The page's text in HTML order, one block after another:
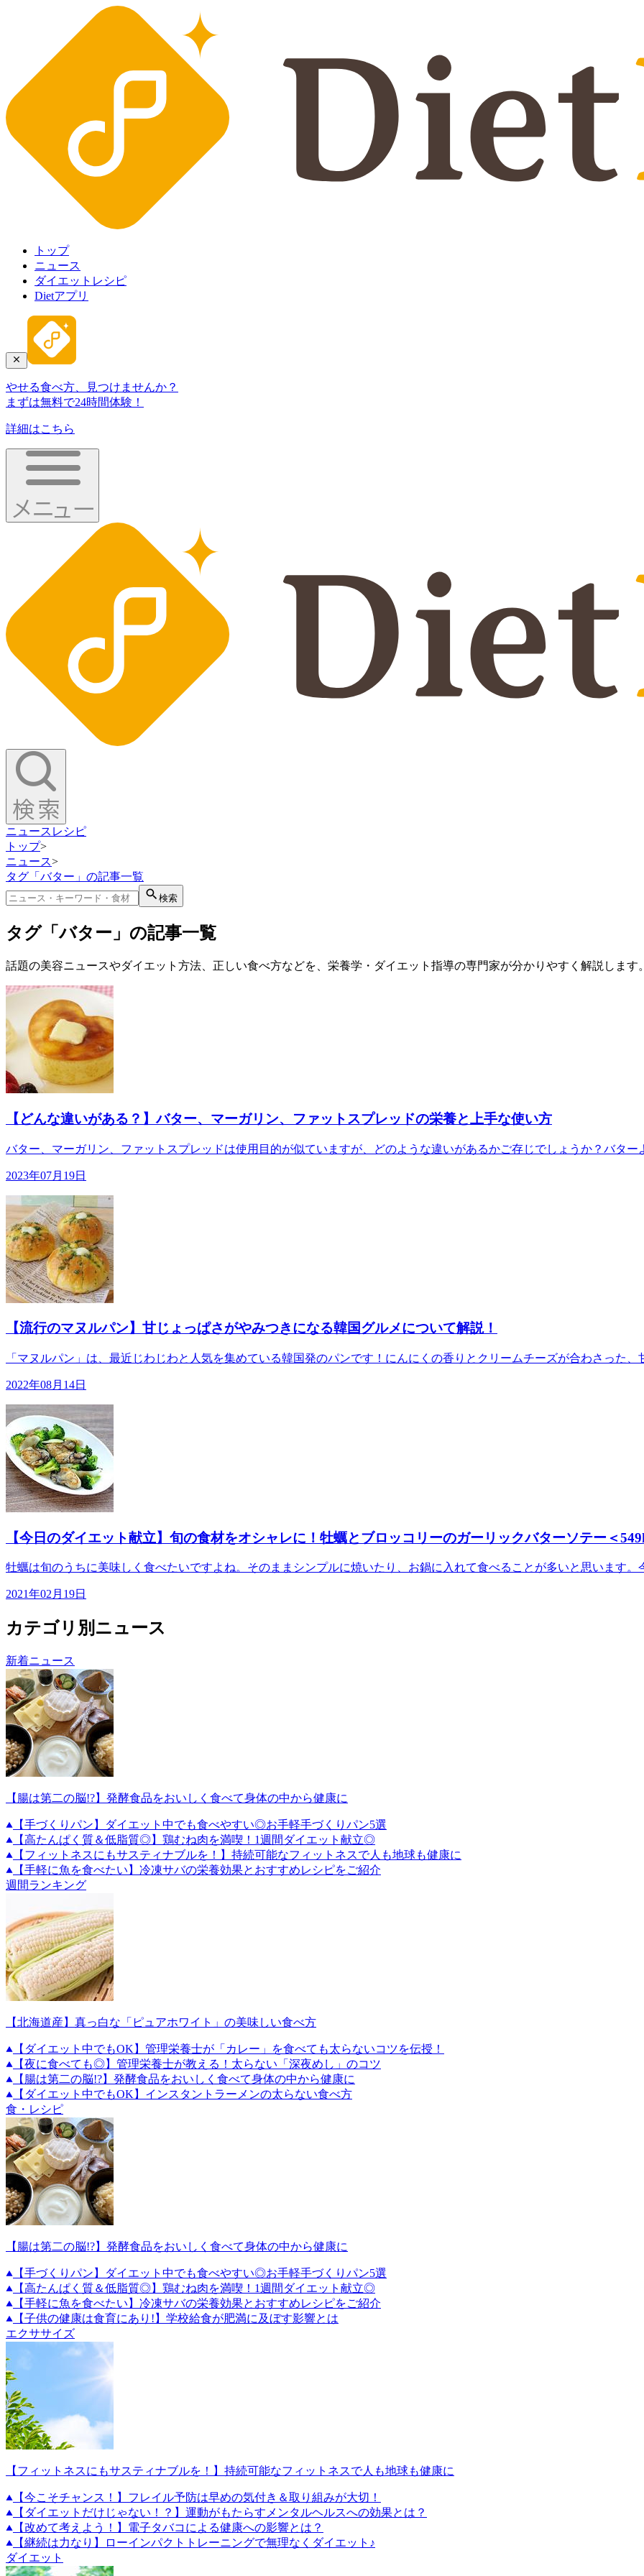
トップ
ニュース
ダイエットレシピ
Dietアプリ
やせる食べ方、見つけませんか？
まずは無料で24時間体験！
詳細はこちら
ニュース レシピ
トップ>
ニュース>
タグ「バター」の記事一覧
検索
タグ「バター」の記事一覧
話題の美容ニュースやダイエット方法、正しい食べ方などを、栄養学・ダイエット指導の専門家が分かりやすく解説します
【どんな違いがある？】バター、マーガリン、ファットスプレッドの栄養と上手な使い方
バター、マーガリン、ファットスプレッドは使用目的が似ていますが、どのような違いがあるかご存じでしょうか？バター
2023年07月19日
【流行のマヌルパン】甘じょっぱさがやみつきになる韓国グルメについて解説！
「マヌルパン」は、最近じわじわと人気を集めている韓国発のパンです！にんにくの香りとクリームチーズが合わさった、
2022年08月14日
【今日のダイエット献立】旬の食材をオシャレに！牡蠣とブロッコリーのガーリックバターソテー＜
牡蠣は旬のうちに美味しく食べたいですよね。そのままシンプルに焼いたり、お鍋に入れて食べることが多いと思います。
2021年02月19日
カテゴリ別ニュース
新着ニュース
【腸は第二の脳!?】発酵食品をおいしく食べて身体の中から健康に
【手づくりパン】ダイエット中でも食べやすい◎お手軽手づくりパン5選
【高たんぱく質＆低脂質◎】鶏むね肉を満喫！1週間ダイエット献立◎
【フィットネスにもサスティナブルを！】持続可能なフィットネスで人も地球も健康に
【手軽に魚を食べたい】冷凍サバの栄養効果とおすすめレシピをご紹介
週間ランキング
【北海道産】真っ白な「ピュアホワイト」の美味しい食べ方
【ダイエット中でもOK】管理栄養士が「カレー」を食べても太らないコツを伝授！
【夜に食べても◎】管理栄養士が教える！太らない「深夜めし」のコツ
【腸は第二の脳!?】発酵食品をおいしく食べて身体の中から健康に
【ダイエット中でもOK】インスタントラーメンの太らない食べ方
食・レシピ
【腸は第二の脳!?】発酵食品をおいしく食べて身体の中から健康に
【手づくりパン】ダイエット中でも食べやすい◎お手軽手づくりパン5選
【高たんぱく質＆低脂質◎】鶏むね肉を満喫！1週間ダイエット献立◎
【手軽に魚を食べたい】冷凍サバの栄養効果とおすすめレシピをご紹介
【子供の健康は食育にあり!】学校給食が肥満に及ぼす影響とは
エクササイズ
【フィットネスにもサスティナブルを！】持続可能なフィットネスで人も地球も健康に
【今こそチャンス！】フレイル予防は早めの気付き＆取り組みが大切！
【ダイエットだけじゃない！？】運動がもたらすメンタルヘルスへの効果とは？
【改めて考えよう！】電子タバコによる健康への影響とは？
【継続は力なり】ローインパクトトレーニングで無理なくダイエット♪
ダイエット